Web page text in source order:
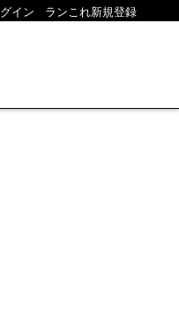
イン ランこれ新規登録